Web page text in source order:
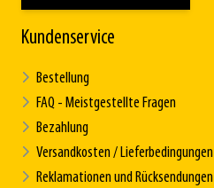
Kundenservice
Bestellung
FAQ - Meistgestellte Fragen
Bezahlung
Versandkosten / Lieferbedingungen
Reklamationen und Rücksendungen